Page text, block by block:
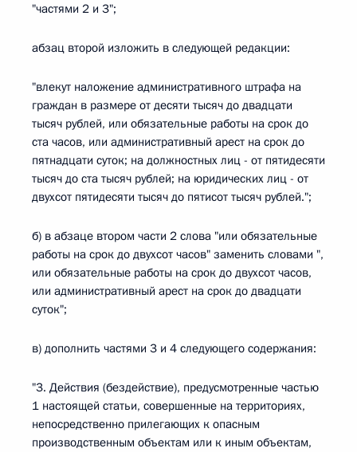
"частями 2 и 3";
абзац второй изложить в следующей редакции:
"влекут наложение административного штрафа на
граждан в размере от десяти тысяч до двадцати
тысяч рублей, или обязательные работы на срок до
ста часов, или административный арест на срок до
пятнадцати суток; на должностных лиц - от пятидесяти
тысяч до ста тысяч рублей; на юридических лиц - от
двухсот пятидесяти тысяч до пятисот тысяч рублей.";
б) в абзаце втором части 2 слова "или обязательные
работы на срок до двухсот часов" заменить словами ",
или обязательные работы на срок до двухсот часов,
или административный арест на срок до двадцати
суток";
в) дополнить частями 3 и 4 следующего содержания:
"3. Действия (бездействие), предусмотренные частью
1 настоящей статьи, совершенные на территориях,
непосредственно прилегающих к опасным
производственным объектам или к иным объектам,